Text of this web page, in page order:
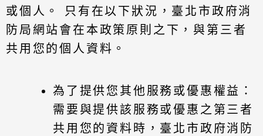
或個人。 只有在以下狀況，臺北市政府消
防局網站會在本政策原則之下，與第三者
共用您的個人資料。
為了提供您其他服務或優惠權益：
需要與提供該服務或優惠之第三者
共用您的資料時，臺北市政府消防